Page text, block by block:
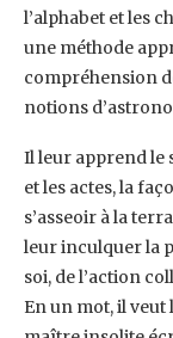
l’alphabet et les
une méthode
compréhension
notions
Il leur apprend le
et les actes, la
s’asseoir à la
leur inculquer la
soi, de l’action
En un mot, il veut